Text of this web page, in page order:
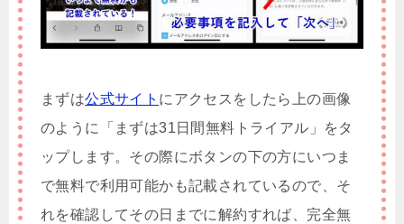
まずは公式サイト にアクセスをしたら上の画像
のように「まずは31日間無料トライアル」をタ
ップします。その際にボタンの下の方にいつま
で無料で利用可能かも記載されているので、そ
れを確認してその日までに解約すれば、完全無